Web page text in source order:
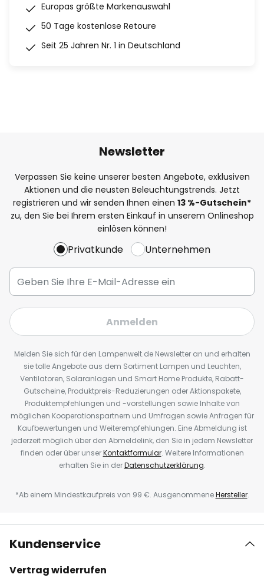
Europas größte Markenauswahl
50 Tage kostenlose Retoure
Seit 25 Jahren Nr. 1 in Deutschland
Newsletter
Verpassen Sie keine unserer besten Angebote, exklusiven
Aktionen und die neusten Beleuchtungstrends. Jetzt
registrieren und wir senden Ihnen einen 13 %-Gutschein*
zu, den Sie bei Ihrem ersten Einkauf in unserem Onlineshop
einlösen können!
Privatkunde Unternehmen
Anmelden
Melden Sie sich für den Lampenwelt.de Newsletter an und erhalten
sie tolle Angebote aus dem Sortiment Lampen und Leuchten,
Ventilatoren, Solaranlagen und Smart Home Produkte, Rabatt-
Gutscheine, Produktpreis-Reduzierungen oder Aktionspakete,
Produktempfehlungen und -vorstellungen sowie Inhalte von
möglichen Kooperationspartnern und Umfragen sowie Anfragen für
Kaufbewertungen und Weiterempfehlungen. Eine Abmeldung ist
jederzeit möglich über den Abmeldelink, den Sie in jedem Newsletter
finden oder über unserKontaktformular. Weitere Informationen
erhalten Sie in derDatenschutzerklärung.
*Ab einem Mindestkaufpreis von 99 €. AusgenommeneHersteller.
Kundenservice
Vertrag widerrufen